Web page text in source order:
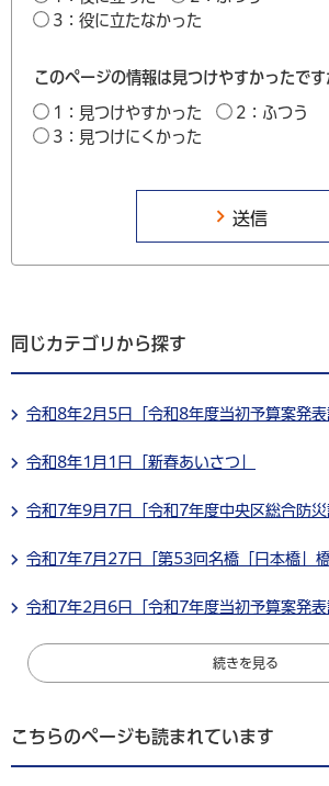
3：役に立たなかった
このページの情報は見つけやすかったです
1：見つけやすかった
2：ふつう
3：見つけにくかった
同じカテゴリから探す
令和8年2月5日「令和8年度当初予算案発表
令和8年1月1日「新春あいさつ」
令和7年9月7日「令和7年度中央区総合防災
令和7年7月27日「第53回名橋「日本橋」橋
令和7年2月6日「令和7年度当初予算案発表
続きを見る
こちらのページも読まれています